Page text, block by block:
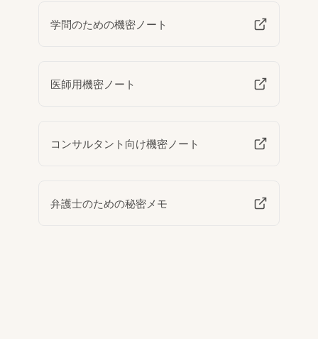
学問のための機密ノート
医師用機密ノート
コンサルタント向け機密ノート
弁護士のための秘密メモ